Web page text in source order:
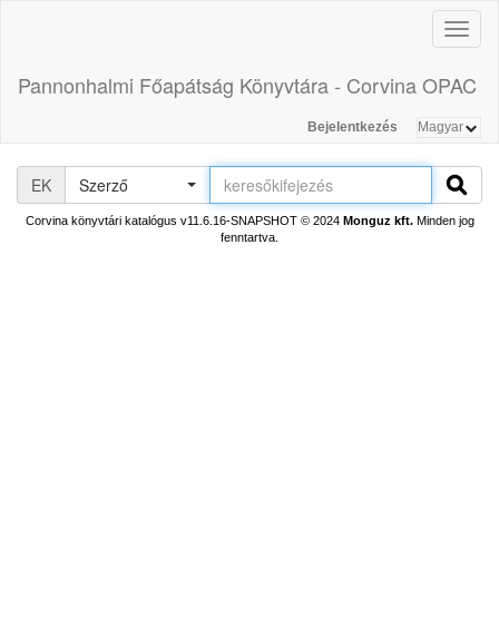
Pannonhalmi Főapátság Könyvtára - Corvina OPAC
Bejelentkezés
EK Szerző
Corvina könyvtári katalógus v11.6.16-SNAPSHOT© 2024 Monguz kft.Minden jog
fenntartva.